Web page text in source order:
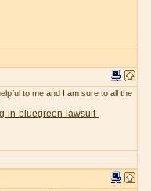
to me and I am sure to all the
in-bluegreen-lawsuit-